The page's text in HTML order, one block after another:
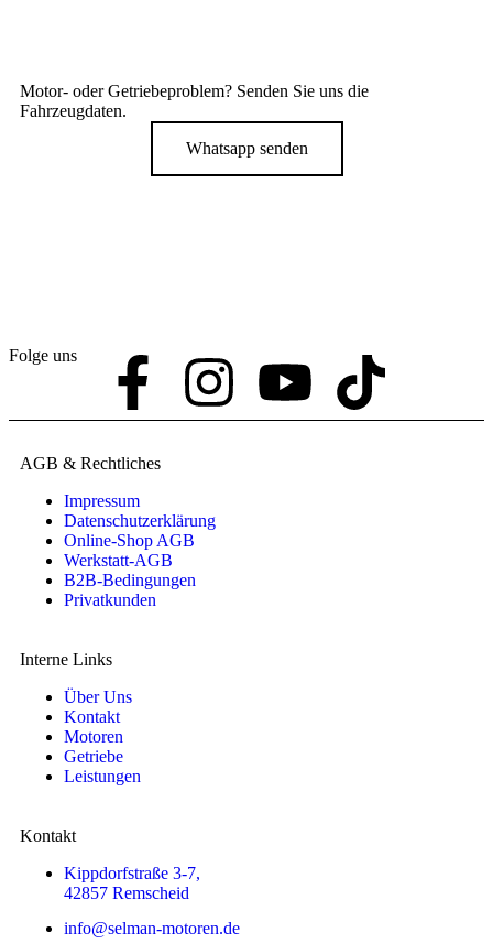
Motor- oderGetriebeproblem? Senden Sie uns die
Fahrzeugdaten.
Whatsapp senden
AGB & Rechtliches
Impressum
Datenschutzerklärung
Online-Shop AGB
Werkstatt-AGB
B2B-Bedingungen
Privatkunden
Interne Links
Über Uns
Kontakt
Motoren
Getriebe
Leistungen
Kontakt
Kippdorfstraße 3-7,
42857 Remscheid
info@selman-motoren.de
Folge uns